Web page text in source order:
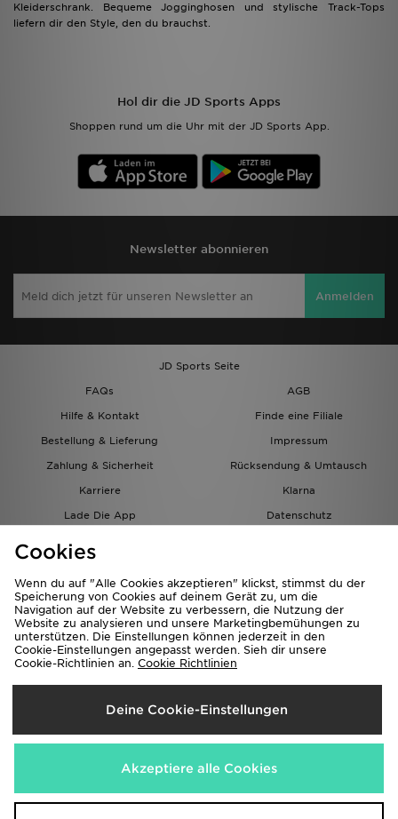
Kleiderschrank. Bequeme Jogginghosen und stylische Track-Tops
liefern dir den Style, den du brauchst.
Hol dir die JD Sports Apps
Shoppen rund um die Uhr mit der JD Sports App.
Newsletter abonnieren
Anmelden
JD Sports Seite
FAQs
AGB
Hilfe & Kontakt
Finde eine Filiale
Bestellung & Lieferung
Impressum
Zahlung & Sicherheit
Rücksendung & Umtausch
Karriere
Klarna
Lade Die App
Datenschutz
Lieferung Nach
Österreich
Wir akzeptieren folgende Zahlungsmethoden
Cookies
Wenn du auf "Alle Cookies akzeptieren" klickst, stimmst du der
Speicherung von Cookies auf deinem Gerät zu, um die
Navigation auf der Website zu verbessern, die Nutzung der
Website zu analysieren und unsere Marketingbemühungen zu
unterstützen. Die Einstellungen können jederzeit in den
Cookie-Einstellungen angepasst werden. Sieh dir unsere
Cookie-Richtlinien an. Cookie Richtlinien
Deine Cookie-Einstellungen
Akzeptiere alle Cookies